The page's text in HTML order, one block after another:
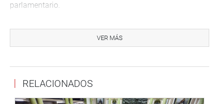
parlamentario.
“Actualidad Parlamentaria”. De 2.00 pm a 2.30 pm “Al
Instante desde el Congreso”. Cabe indicar que en virtud a
informativo “Al día con el Congreso”, en el que se brinda
VER MÁS
RELACIONADOS